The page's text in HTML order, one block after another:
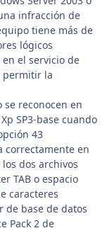
infracción de
tiene más de
lógicos
el servicio de
permitir la
se reconocen en
SP3-base cuando
43
correctamente en
dos archivos
TAB o espacio
caracteres
de base de datos
Pack 2 de